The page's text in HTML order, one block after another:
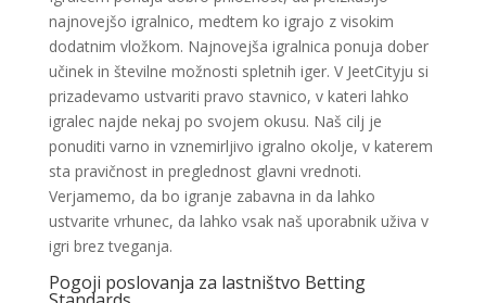
najnovejšo igralnico, medtem ko igrajo z visokim
dodatnim vložkom. Najnovejša igralnica ponuja dober
učinek in številne možnosti spletnih iger. V JeetCityju si
prizadevamo ustvariti pravo stavnico, v kateri lahko
igralec najde nekaj po svojem okusu. Naš cilj je
ponuditi varno in vznemirljivo igralno okolje, v katerem
sta pravičnost in preglednost glavni vrednoti.
Verjamemo, da bo igranje zabavna in da lahko
ustvarite vrhunec, da lahko vsak naš uporabnik uživa v
igri brez tveganja.
Pogoji poslovanja za lastništvo Betting